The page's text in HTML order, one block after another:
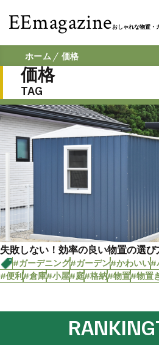
EEmagazineおしゃれな物置・
ホーム 価格
価格
TAG
失敗しない！効率の良い物置の選び
#ガーデニング#ガーデン#かわいい#
#便利#倉庫#小屋#庭#格納#物置#物置
RANKING